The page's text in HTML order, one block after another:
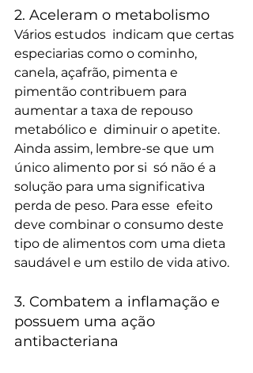
2. Aceleram o metabolismo
Vários estudos  indicam que certas
especiarias como o cominho,
canela, açafrão, pimenta e
pimentão contribuem para
aumentar a taxa de repouso
metabólico e  diminuir o apetite.
Ainda assim, lembre-se que um
único alimento por si  só não é a
solução para uma significativa
perda de peso. Para esse  efeito
deve combinar o consumo deste
tipo de alimentos com uma dieta
saudável e um estilo de vida ativo.
3. Combatem a inflamação e
possuem uma ação
antibacteriana